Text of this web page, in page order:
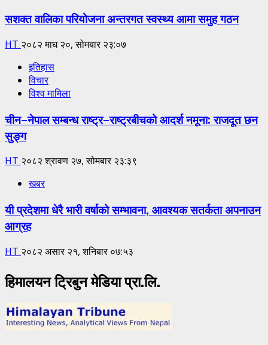
सशक्त वालिका परियोजना अन्तरगत स्वस्थ्य आमा समुह गठन
HT २०८२ माघ २०, सोमबार २३:०७
इतिहास
विचार
विश्व मामिला
चीन–नेपाल सम्बन्ध राष्ट्र–राष्ट्रबीचको आदर्श नमूना: राजदूत छन
सुङ्ग
HT २०८२ श्रावण २७, सोमबार २३:३९
खबर
यी प्रदेशमा धेरै भारी वर्षाको सम्भावना, आवश्यक सतर्कता अपनाउन
आग्रह
HT २०८२ असार २१, शनिबार ०७:५३
हिमालयन ट्रिबुन मेडिया प्रा.लि.